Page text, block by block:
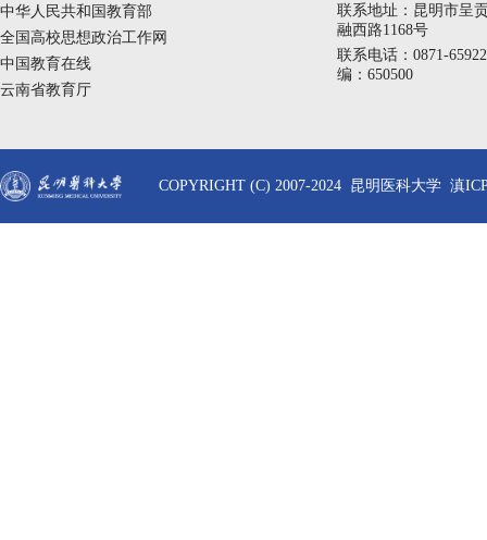
中华人民共和国教育部
全国高校思想政治工作网
中国教育在线
云南省教育厅
联系地址：昆明市呈
融西路1168号
联系电话：0871-
编：650500
COPYRIGHT (C) 2007-2024 昆明医科大学 滇